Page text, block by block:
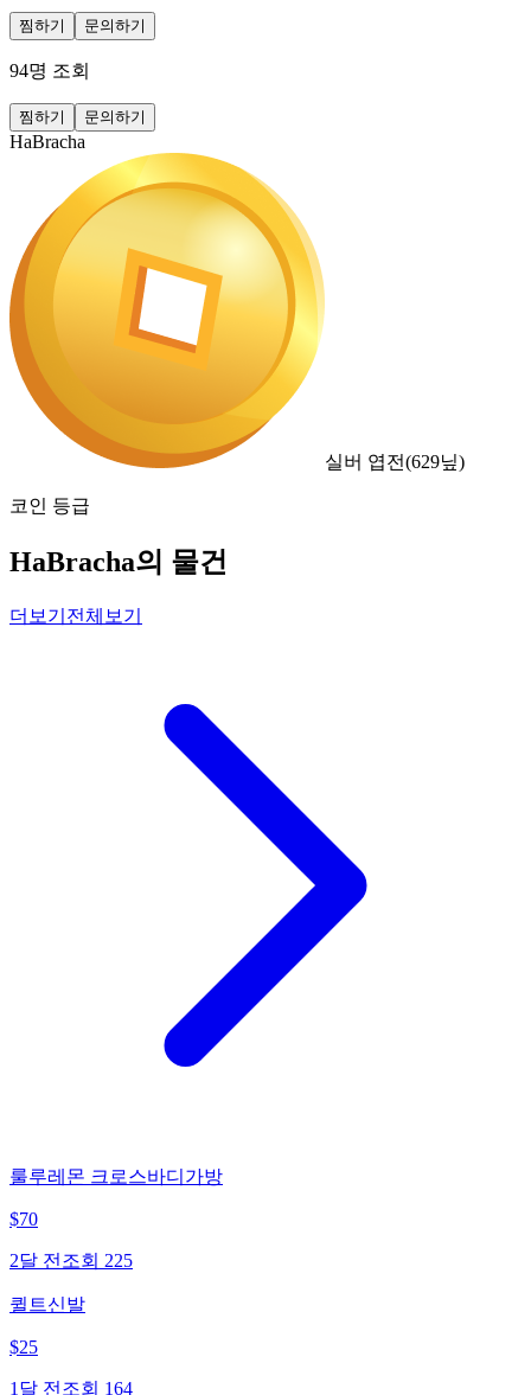
찜하기 문의하기
94명 조회
찜하기 문의하기
HaBracha
실버 엽전(629닢)
코인 등급
HaBracha의 물건
더보기 전체보기
룰루레몬 크로스바디가방
$70
2달 전 조회 225
퀼트신발
$25
1달 전 조회 164